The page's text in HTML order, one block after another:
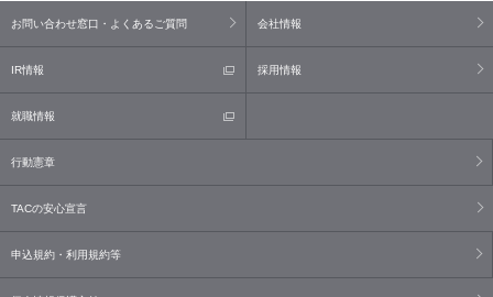
お問い合わせ窓口・よくあるご質問 会社情報
IR情報 採用情報
就職情報
行動憲章
TACの安心宣言
申込規約・利用規約等